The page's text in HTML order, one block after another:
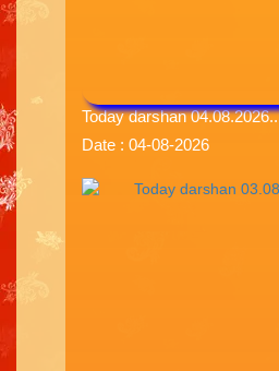
Today darshan 04.08.2026..
Date : 04-08-2026